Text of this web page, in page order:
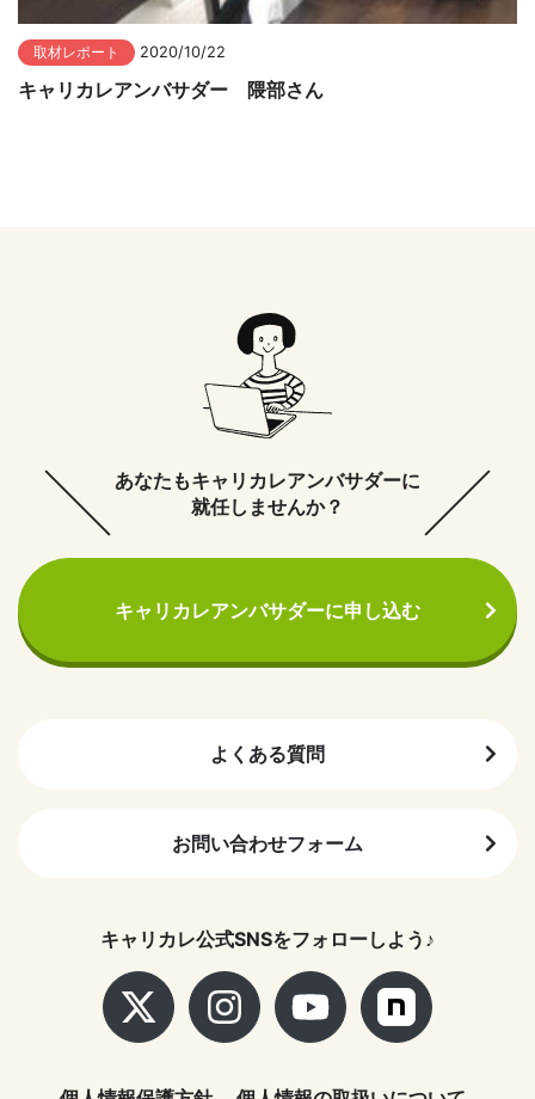
取材レポート 2020/10/22
キャリカレアンバサダー 隈部さん
あなたもキャリカレアンバサダーに
就任しませんか？
キャリカレアンバサダーに申し込む
よくある質問
お問い合わせフォーム
キャリカレ公式SNSをフォローしよう♪